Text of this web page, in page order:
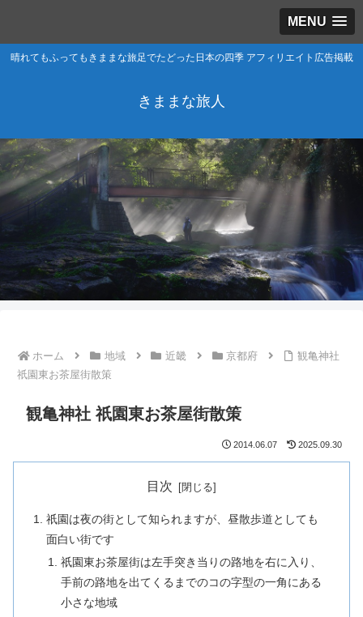
MENU
晴れてもふってもきままな旅足でたどった日本の四季 アフィリエイト広告掲載
きままな旅人
ホーム 地域 近畿 京都府
観亀神社
祇園東お茶屋街散策
観亀神社 祇園東お茶屋街散策
2014.06.07 2025.09.30
目次
祇園は夜の街として知られますが、昼散歩道としても
面白い街です
祇園東お茶屋街は左手突き当りの路地を右に入り、
手前の路地を出てくるまでのコの字型の一角にある
小さな地域